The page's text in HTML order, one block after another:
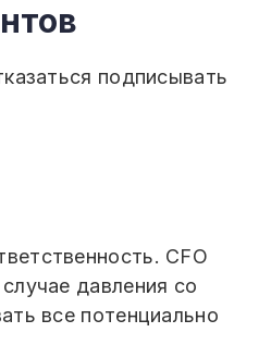
подписывать
CFO
давления со
все потенциально